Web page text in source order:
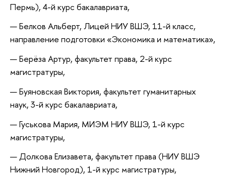
Пермь), 4-й курс бакалавриата,
Белков Альберт, Лицей НИУ ВШЭ, 11-й класс,
направление подготовки «Экономика и математика»,
Берёза Артур, факультет права, 2-й курс
магистратуры,
Буяновская Виктория, факультет гуманитарных
наук, 3-й курс бакалавриата,
Гуськова Мария, МИЭМ НИУ ВШЭ, 1-й курс
магистратуры,
Долкова Елизавета, факультет права (НИУ ВШЭ
Нижний Новгород), 1-й курс магистратуры,